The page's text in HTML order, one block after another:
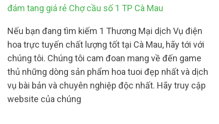
đám tang giá rẻ Chợ cầu số 1 TP Cà Mau
Nếu bạn đang tìm kiếm 1 Thương Mại dịch Vụ điện
hoa trực tuyến chất lượng tốt tại Cà Mau, hãy tới với
chúng tôi. Chúng tôi cam đoan mang về đến game
thủ những dòng sản phẩm hoa tuoi đẹp nhất và dịch
vụ bài bản và chuyên nghiệp độc nhất. Hãy truy cập
website của chúng